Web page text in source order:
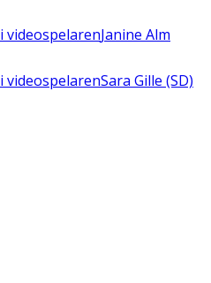
i videospelarenJanine Alm
i videospelarenSara Gille (SD)